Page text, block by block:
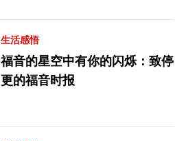
生活感悟
福音的星空中有你的闪烁：致停
更的福音时报